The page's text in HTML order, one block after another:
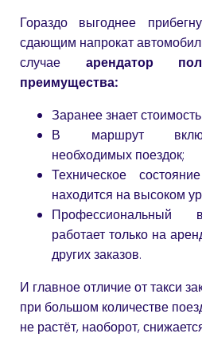
Гораздо выгоднее
сдающим напрокат
случае арендатор
преимущества:
Заранее знает стоимость
В маршрут
необходимых поездок;
Техническое
находится на высоком
Профессиональный
работает только на
других заказов.
И главное отличие от такси
при большом количестве
не растёт, наоборот,